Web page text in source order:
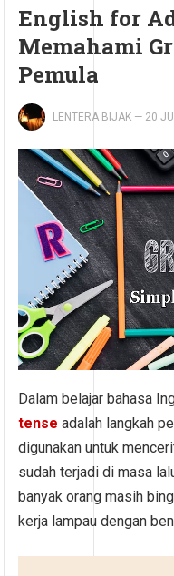
English for
Memahami
Pemula
LENTERA BIJAK — 20
Dalam belajar bahasa
tense adalah langkah
digunakan untuk
sudah terjadi di masa
banyak orang masih
kerja lampau dengan